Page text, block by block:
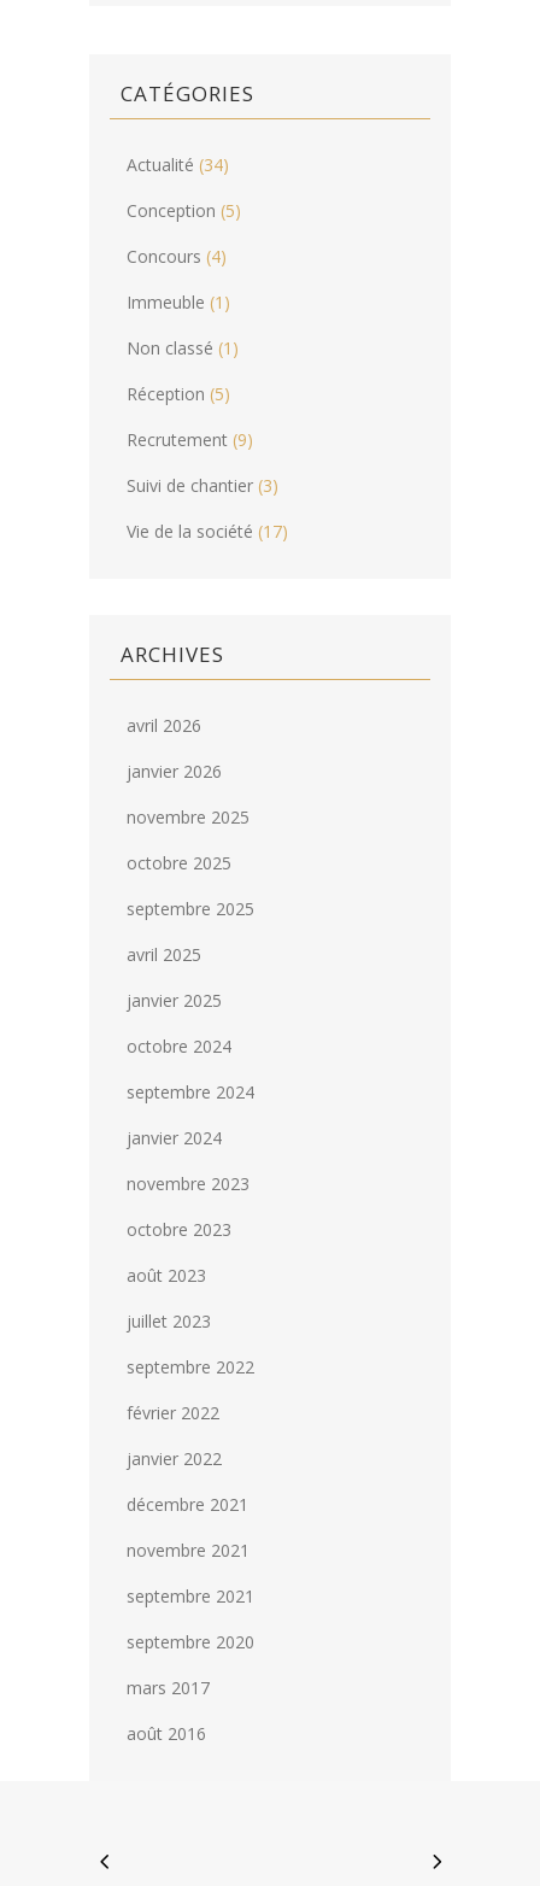
CATÉGORIES
Actualité (34)
Conception (5)
Concours (4)
Immeuble (1)
Non classé (1)
Réception (5)
Recrutement (9)
Suivi de chantier (3)
Vie de la société (17)
ARCHIVES
avril 2026
janvier 2026
novembre 2025
octobre 2025
septembre 2025
avril 2025
janvier 2025
octobre 2024
septembre 2024
janvier 2024
novembre 2023
octobre 2023
août 2023
juillet 2023
septembre 2022
février 2022
janvier 2022
décembre 2021
novembre 2021
septembre 2021
septembre 2020
mars 2017
août 2016